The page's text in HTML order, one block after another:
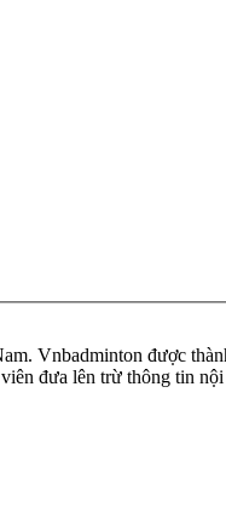
Vnbadminton được
đưa lên trừ thông tin